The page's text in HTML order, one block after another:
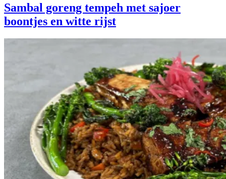
Sambal goreng tempeh met sajoer
boontjes en witte rijst